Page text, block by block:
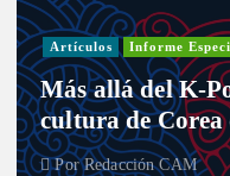
Artículos Informe
Más allá del K-
cultura de
PorRedacción CAM